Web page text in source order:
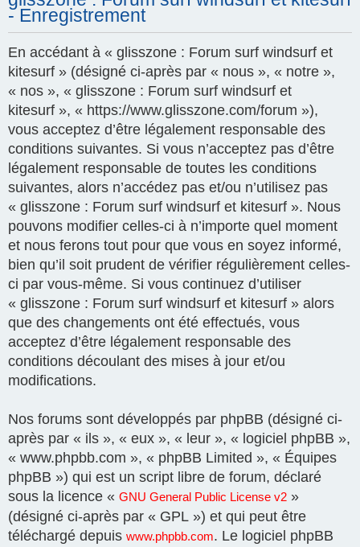
- Enregistrement
En accédant à « glisszone : Forum surf windsurf et
kitesurf » (désigné ci-après par « nous », « notre »,
« nos », « glisszone : Forum surf windsurf et
kitesurf », « https://www.glisszone.com/forum »),
vous acceptez d’être légalement responsable des
conditions suivantes. Si vous n’acceptez pas d’être
légalement responsable de toutes les conditions
suivantes, alors n’accédez pas et/ou n’utilisez pas
« glisszone : Forum surf windsurf et kitesurf ». Nous
pouvons modifier celles-ci à n’importe quel moment
et nous ferons tout pour que vous en soyez informé,
bien qu’il soit prudent de vérifier régulièrement celles-
ci par vous-même. Si vous continuez d’utiliser
« glisszone : Forum surf windsurf et kitesurf » alors
que des changements ont été effectués, vous
acceptez d’être légalement responsable des
conditions découlant des mises à jour et/ou
modifications.
Nos forums sont développés par phpBB (désigné ci-
après par « ils », « eux », « leur », « logiciel phpBB »,
« www.phpbb.com », « phpBB Limited », « Équipes
phpBB ») qui est un script libre de forum, déclaré
sous la licence « GNU General Public License v2 »
(désigné ci-après par « GPL ») et qui peut être
téléchargé depuis www.phpbb.com. Le logiciel phpBB